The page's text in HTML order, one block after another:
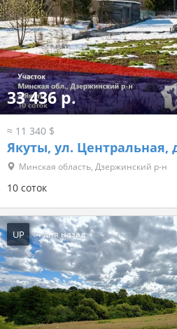
33 436 р.
≈ 11 340 $
Якуты, ул. Центральная,
Минская область, Дзержинский р-н
10 соток
UP 4 дня назад